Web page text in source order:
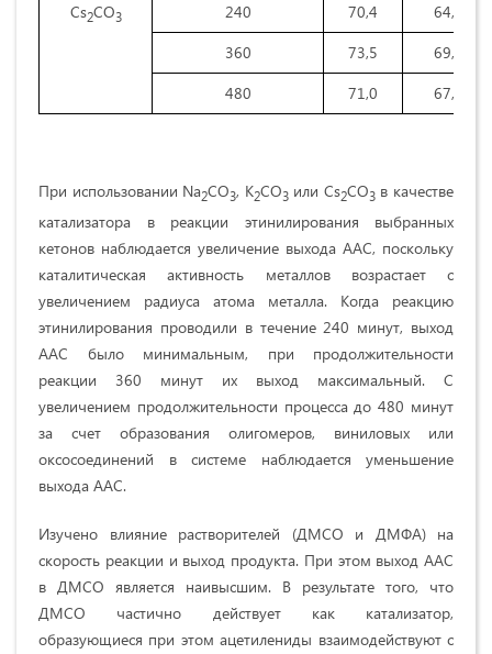
Cs2CO3 240 70,4
64,0
360
73,5
69,0
480
71,0 67,8
При использовании Na2CO3, K2CO3или Cs2CO3в качестве
катализатора в реакции этинилирования выбранных
кетонов наблюдается увеличение выхода ААС, поскольку
каталитическая активность металлов возрастает с
увеличением радиуса атома металла. Когда реакцию
этинилирования проводили в течение 240 минут, выход
ААС было минимальным, при продолжительности
реакции 360 минут их выход максимальный. С
увеличением продолжительности процесса до 480 минут
за счет образования олигомеров, виниловых или
оксосоединений в системе наблюдается уменьшение
выхода ААС.
Изучено влияние растворителей (ДМСО и ДМФА) на
скорость реакции и выход продукта. При этом выход ААС
в ДМСО является наивысшим. В результате того, что
ДМСО частично действует как катализатор,
образующиеся при этом ацетилениды взаимодействуют с